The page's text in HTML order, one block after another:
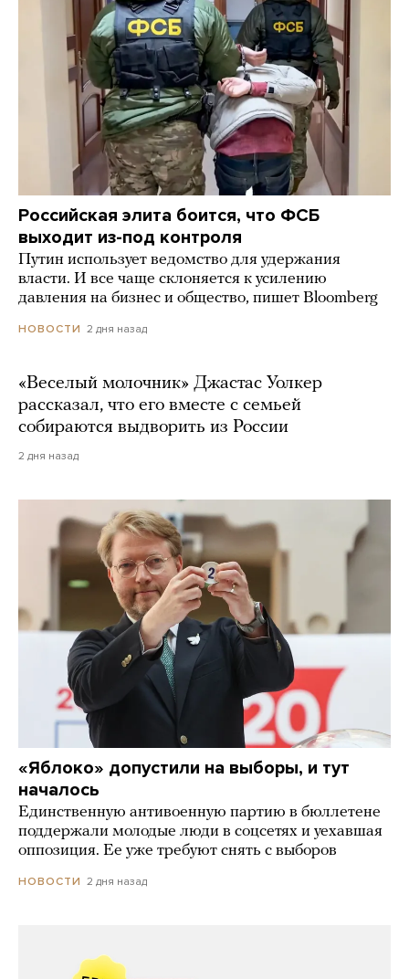
Российская элита боится, что ФСБ
выходит из-под контроля
Путин использует ведомство для удержания
власти. И все чаще склоняется к усилению
давления на бизнес и общество, пишет Bloomberg
НОВОСТИ 2 дня назад
«Веселый молочник» Джастас Уолкер
рассказал, что его вместе с семьей
собираются выдворить из России
2 дня назад
«Яблоко» допустили на выборы, и тут
началось
Единственную антивоенную партию в бюллетене
поддержали молодые люди в соцсетях и уехавшая
оппозиция. Ее уже требуют снять с выборов
НОВОСТИ 2 дня назад